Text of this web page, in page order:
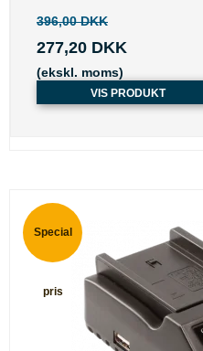
396,00 DKK
277,20 DKK
(ekskl. moms)
VIS PRODUKT
Special
pris